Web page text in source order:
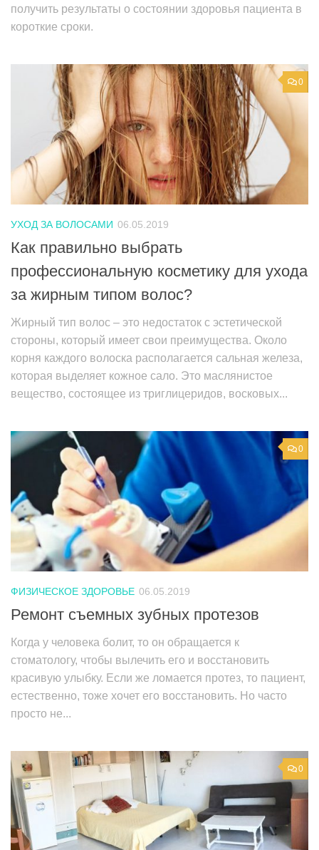
получить результаты о состоянии здоровья пациента в
короткие сроки.
0
УХОД ЗА ВОЛОСАМИ 06.05.2019
Как правильно выбрать
профессиональную косметику для ухода
за жирным типом волос?
Жирный тип волос – это недостаток с эстетической
стороны, который имеет свои преимущества. Около
корня каждого волоска располагается сальная железа,
которая выделяет кожное сало. Это маслянистое
вещество, состоящее из триглицеридов, восковых...
0
ФИЗИЧЕСКОЕ ЗДОРОВЬЕ 06.05.2019
Ремонт съемных зубных протезов
Когда у человека болит, то он обращается к
стоматологу, чтобы вылечить его и восстановить
красивую улыбку. Если же ломается протез, то пациент,
естественно, тоже хочет его восстановить. Но часто
просто не...
0